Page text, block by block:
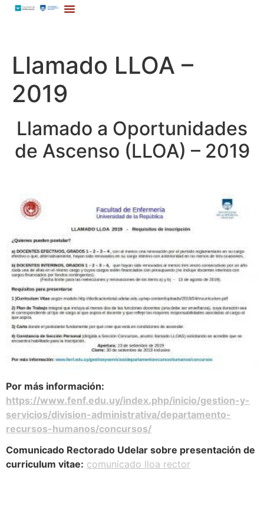
Llamado LLOA –
2019
Llamado a Oportunidades
de Ascenso (LLOA) – 2019
Por más información:
https://www.fenf.edu.uy/index.php/inicio/gestion-y-
servicios/division-administrativa/departamento-
recursos-humanos/concursos/
Comunicado Rectorado Udelar sobre presentación de
curriculum vitae: comunicado lloa rector